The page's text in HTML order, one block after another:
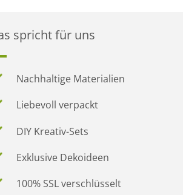
spricht für uns
Nachhaltige Materialien
Liebevoll verpackt
DIY Kreativ-Sets
Exklusive Dekoideen
100% SSL verschlüsselt